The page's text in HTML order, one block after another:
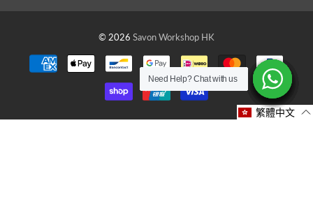
© 2026 Savon Workshop HK
Need Help? Chat with us
Need Help? Chat with us
Need Help? Chat with us
Need Help? Chat with us
Need Help? Chat with us
Need Help? Chat with us
Need Help? Chat with us
Need Help? Chat with us
Need Help? Chat with us
繁體中文